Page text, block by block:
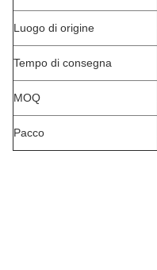
Luogo di origine
Tempo di consegna
MOQ
Pacco